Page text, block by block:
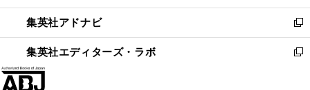
開
く
ウ
で
開
く
ン
ド
ウ
で
ウ
ィ
ン
ド
集英社アドナビ
新
し
い
集英社エディターズ・ラボ
新